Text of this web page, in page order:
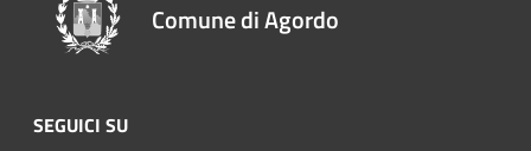
Comune di Agordo
SEGUICI SU